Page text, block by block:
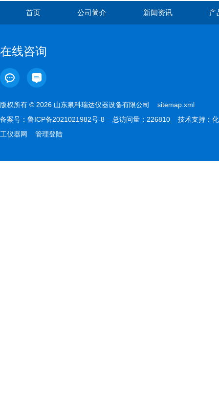
首页 公司简介 新闻资讯 产
在线咨询
版权所有 © 2026 山东泉科瑞达仪器设备有限公司 sitemap.xml
备案号： 鲁ICP备2021021982号-8 总访问量：226810 技术支持： 化
工仪器网
管理登陆